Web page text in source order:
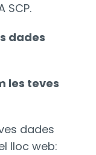
SCP.
dades
les teves
dades
lloc web: